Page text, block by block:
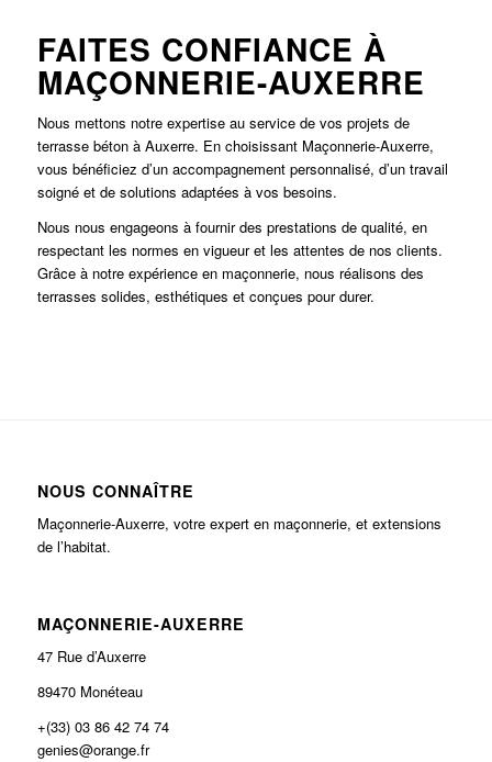
FAITES CONFIANCE À
MAÇONNERIE-AUXERRE
Nous mettons notre expertise au service de vos projets de
terrasse béton à Auxerre. En choisissant Maçonnerie-Auxerre,
vous bénéficiez d’un accompagnement personnalisé, d’un travail
soigné et de solutions adaptées à vos besoins.
Nous nous engageons à fournir des prestations de qualité, en
respectant les normes en vigueur et les attentes de nos clients.
Grâce à notre expérience en maçonnerie, nous réalisons des
terrasses solides, esthétiques et conçues pour durer.
NOUS CONNAÎTRE
Maçonnerie-Auxerre, votre expert en maçonnerie, et extensions
de l’habitat.
MAÇONNERIE-AUXERRE
47 Rue d’Auxerre
89470 Monéteau
+(33) 03 86 42 74 74
genies@orange.fr